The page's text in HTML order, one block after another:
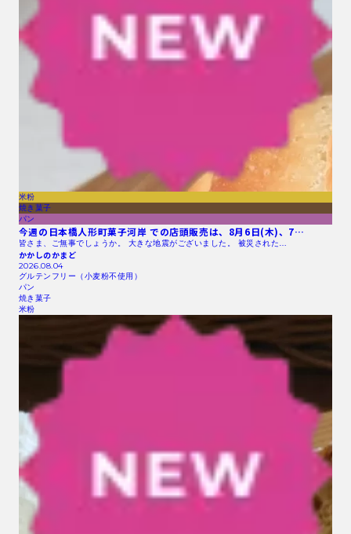
米粉
焼き菓子
パン
今週の日本橋人形町菓子河岸 での店頭販売は、8月6日(木)、7…
皆さま、ご無事でしょうか。 大きな地震がございました。 被災された…
かかしのかまど
2026.08.04
グルテンフリー（小麦粉不使用）
パン
焼き菓子
米粉